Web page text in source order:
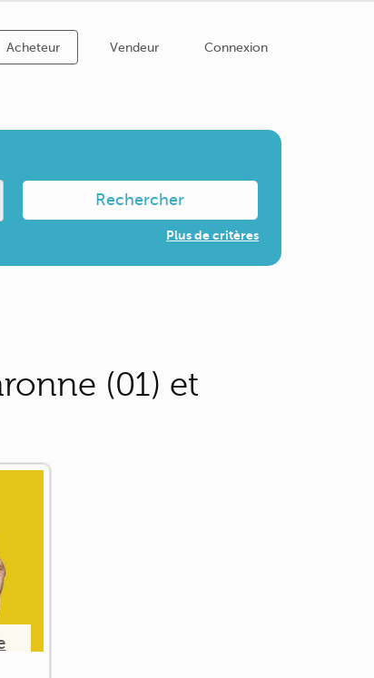
Acheteur Vendeur Connexion
Rechercher
Plus de critères
(01) et